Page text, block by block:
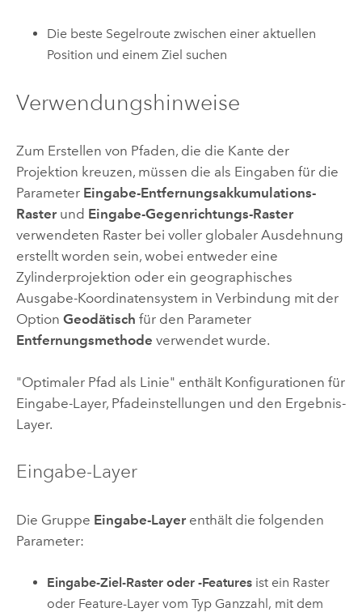
Die beste Segelroute zwischen einer aktuellen
Position und einem Ziel suchen
Verwendungshinweise
Zum Erstellen von Pfaden, die die Kante der
Projektion kreuzen, müssen die als Eingaben für die
Parameter Eingabe-Entfernungsakkumulations-
Rasterund Eingabe-Gegenrichtungs-Raster
verwendeten Raster bei voller globaler Ausdehnung
erstellt worden sein, wobei entweder eine
Zylinderprojektion oder ein geographisches
Ausgabe-Koordinatensystem in Verbindung mit der
Option Geodätisch für den Parameter
Entfernungsmethode verwendet wurde.
"Optimaler Pfad als Linie" enthält Konfigurationen für
Eingabe-Layer, Pfadeinstellungen und den Ergebnis-
Layer.
Eingabe-Layer
Die Gruppe Eingabe-Layerenthält die folgenden
Parameter:
Eingabe-Ziel-Raster oder -Features ist ein Raster
oder Feature-Layer vom Typ Ganzzahl, mit dem